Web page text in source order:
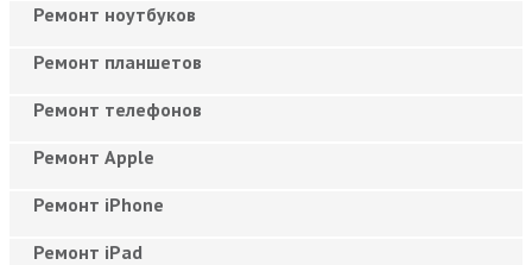
Ремонт ноутбуков
Ремонт планшетов
Ремонт телефонов
Ремонт Apple
Ремонт iPhone
Ремонт iPad